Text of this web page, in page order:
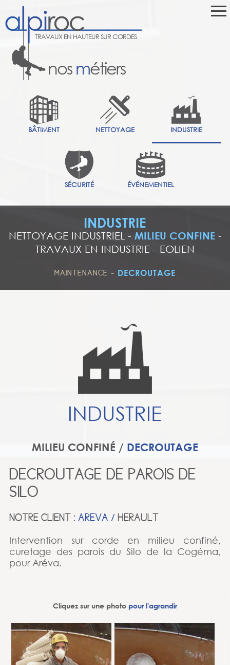
TRAVAUX EN HAUTEUR SUR CORDES
nos métiers
BÂTIMENT NETTOYAGE INDUSTRIE
SÉCURITÉ ÉVÉNEMENTIEL
INDUSTRIE
NETTOYAGE INDUSTRIEL - MILIEU CONFINE-
TRAVAUX EN INDUSTRIE - EOLIEN
MAINTENANCE - DECROUTAGE
INDUSTRIE
MILIEU CONFINÉ / DECROUTAGE
DECROUTAGE DE PAROIS DE
SILO
NOTRE CLIENT : AREVA / HERAULT
Intervention sur corde en milieu confiné,
curetage des parois du Silo de la Cogéma,
pour Aréva.
Cliquez sur une photo pour l'agrandir